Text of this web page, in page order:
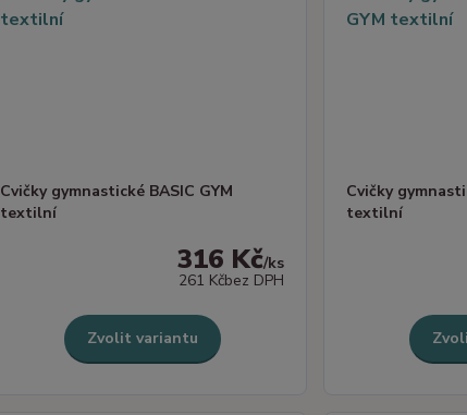
Cvičky gymnastické BASIC GYM
textilní
316 Kč/ks
261 Kčbez DPH
Zvolit variantu
Cvičky
textilní